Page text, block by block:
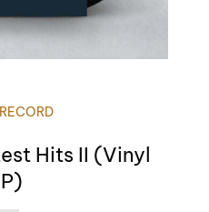
Hits II (Vinyl